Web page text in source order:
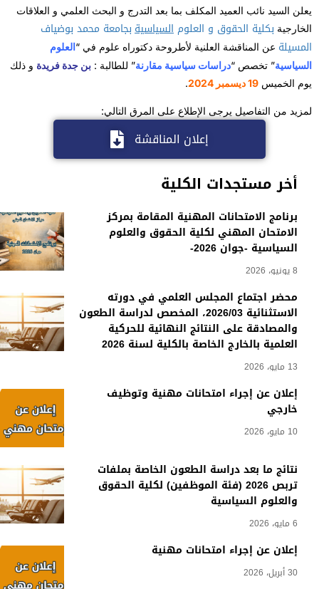
أخر مستجدات الكلية
برنامج الامتحانات المهنية المقامة بمركز
الامتحان المهني لكلية الحقوق والعلوم
السياسية -جوان 2026-
8 يونيو، 2026
محضر اجتماع المجلس العلمي في دورته
الاستثنائية 2026/03، المخصص لدراسة الطعون
والمصادقة على النتائج النهائية للحركية
العلمية بالخارج الخاصة بالكلية لسنة 2026
13 مايو، 2026
إعلان عن إجراء امتحانات مهنية وتوظيف
خارجي
10 مايو، 2026
نتائج ما بعد دراسة الطعون الخاصة بملفات
تربص 2026 (فئة الموظفين) لكلية الحقوق
والعلوم السياسية
6 مايو، 2026
إعلان عن إجراء امتحانات مهنية
30 أبريل، 2026
يعلن السيد نائب العميد المكلف بما بعد التدرج و البحث العلمي و العلاقات
الخارجية بكلية الحقوق و العلوم السياسيةبجامعة محمد بوضياف
المسيلة عن المناقشة العلنية لأطروحة دكتوراه علوم في “العلوم
السياسية” تخصص “دراسات سياسية مقارنة” للطالبة : بن جدة فريدة و ذلك
يوم الخميس 19 ديسمبر 2024 .
لمزيد من التفاصيل يرجى الإطلاع على المرق التالي:
إعلان المناقشة